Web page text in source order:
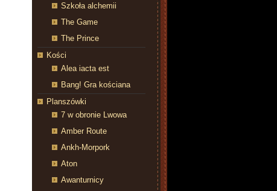
Szkoła alchemii
The Game
The Prince
Kości
Alea iacta est
Bang! Gra kościana
Planszówki
7 w obronie Lwowa
Amber Route
Ankh-Morpork
Aton
Awanturnicy